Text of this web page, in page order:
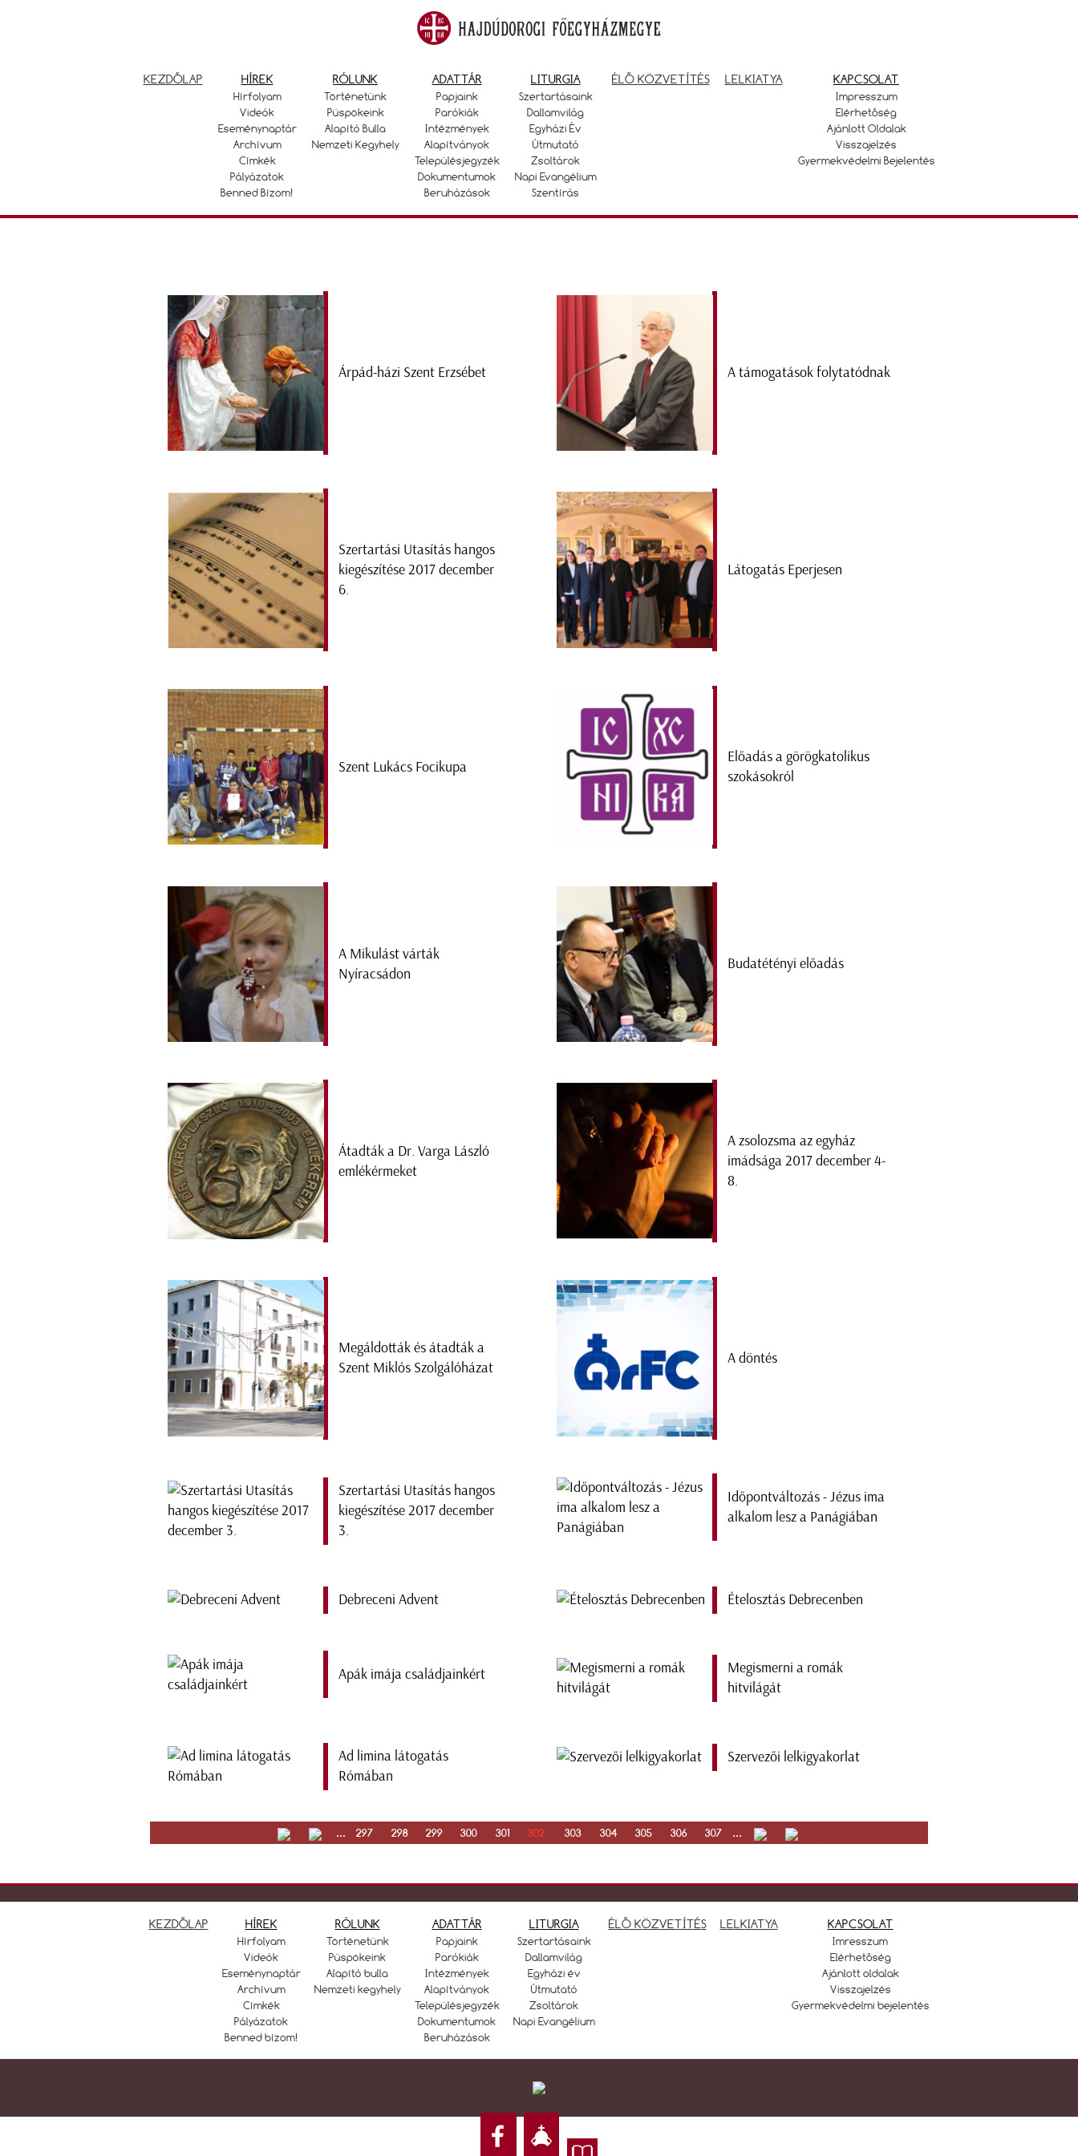
KEZDŐLAP HÍREK
Hírfolyam
Videók
Eseménynaptár
Archívum
Címkék
Pályázatok
Benned Bízom!
RÓLUNK
Történetünk
Püspökeink
Alapító Bulla
Nemzeti Kegyhely
ADATTÁR
Papjaink
Parókiák
Intézmények
Alapítványok
Településjegyzék
Dokumentumok
Beruházások
LITURGIA
Szertartásaink
Dallamvilág
Egyházi Év
Útmutató
Zsoltárok
Napi Evangélium
Szentírás
ÉLŐ KÖZVETÍTÉS LELKIATYA KAPCSOLAT
Impresszum
Elérhetőség
Ajánlott Oldalak
Visszajelzés
Gyermekvédelmi Bejelentés
Árpád-házi Szent Erzsébet A támogatások folytatódnak
Szertartási Utasítás hangos
kiegészítése 2017 december
6.
Látogatás Eperjesen
Szent Lukács Focikupa
Előadás a görögkatolikus
szokásokról
A Mikulást várták
Nyíracsádon
Budatétényi előadás
Átadták a Dr. Varga László
emlékérmeket
A zsolozsma az egyház
imádsága 2017 december 4-
8.
Megáldották és átadták a
Szent Miklós Szolgálóházat
A döntés
Szertartási Utasítás hangos
kiegészítése 2017 december
3.
Időpontváltozás - Jézus ima
alkalom lesz a Panágiában
Debreceni Advent Ételosztás Debrecenben
Apák imája családjainkért
Megismerni a romák
hitvilágát
Ad limina látogatás
Rómában
Szervezői lelkigyakorlat
... 297 298 299 300 301 302 303 304 305 306 307 ...
KEZDŐLAP HÍREK
Hírfolyam
Videók
Eseménynaptár
Archívum
Címkék
Pályázatok
Benned bízom!
RÓLUNK
Történetünk
Püspökeink
Alapító bulla
Nemzeti kegyhely
ADATTÁR
Papjaink
Parókiák
Intézmények
Alapítványok
Településjegyzék
Dokumentumok
Beruházások
LITURGIA
Szertartásaink
Dallamvilág
Egyházi év
Útmutató
Zsoltárok
Napi Evangélium
ÉLŐ KÖZVETÍTÉS LELKIATYA KAPCSOLAT
Imresszum
Elérhetőség
Ajánlott oldalak
Visszajelzés
Gyermekvédelmi bejelentés